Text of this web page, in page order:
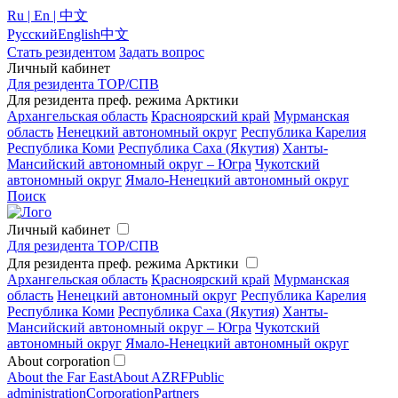
Ru | En | 中文
РусскийEnglish中文
Стать резидентом Задать вопрос
Личный кабинет
Для резидента ТОР/СПВ
Для резидента преф. режима Арктики
Архангельская область Красноярский край Мурманская
область Ненецкий автономный округ Республика Карелия
Республика Коми Республика Саха (Якутия) Ханты-
Мансийский автономный округ – Югра Чукотский
автономный округ Ямало-Ненецкий автономный округ
Поиск
Личный кабинет
Для резидента ТОР/СПВ
Для резидента преф. режима Арктики
Архангельская область Красноярский край Мурманская
область Ненецкий автономный округ Республика Карелия
Республика Коми Республика Саха (Якутия) Ханты-
Мансийский автономный округ – Югра Чукотский
автономный округ Ямало-Ненецкий автономный округ
About corporation
About the Far EastAbout AZRFPublic
administrationCorporationPartners